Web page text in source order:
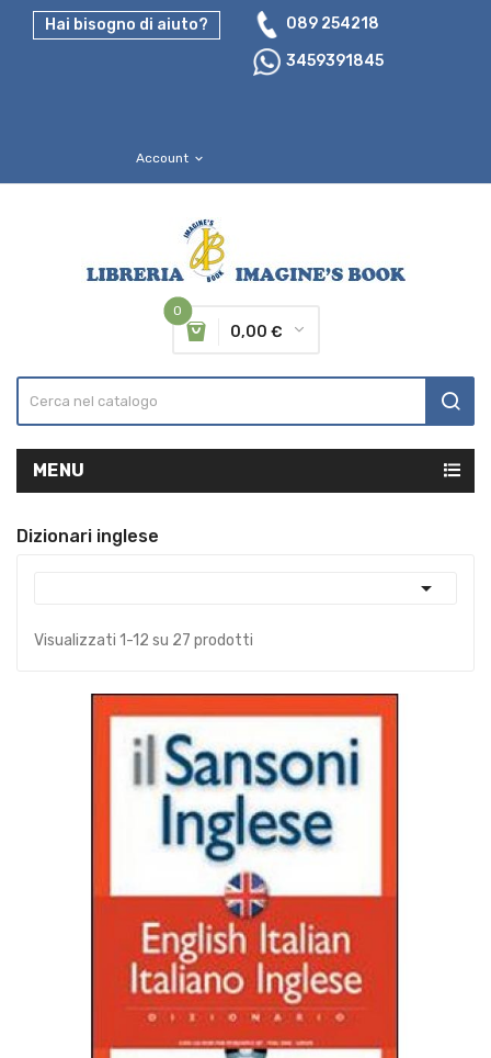
Hai bisogno di aiuto?
089 254218
3459391845
Account expand_more
0
0,00 €
MENU
Dizionari inglese

Visualizzati 1-12 su 27 prodotti